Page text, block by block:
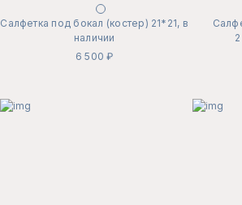
Салфетка под бокал (костер) 21*21, в
наличии
6 500 ₽